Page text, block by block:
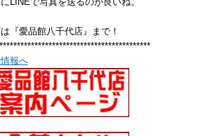
『愛品館八千代店』まで！
報へ